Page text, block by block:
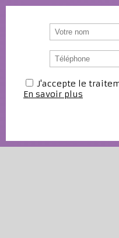
J'accepte le
En savoir plus